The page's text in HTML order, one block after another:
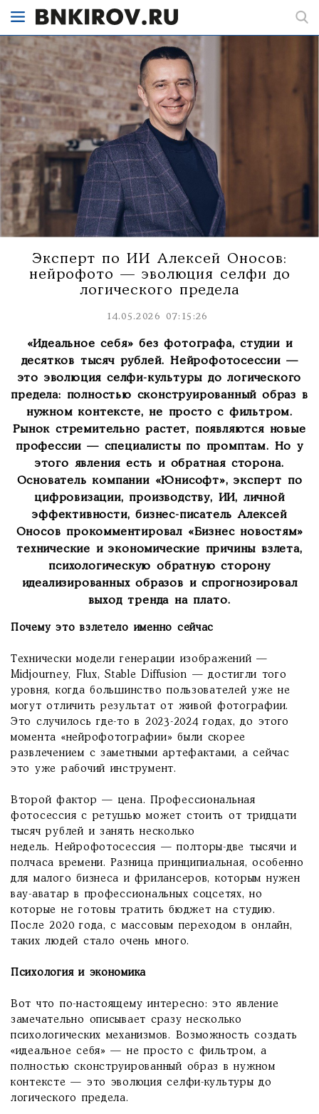
Эксперт по ИИ Алексей Оносов:
нейрофото — эволюция селфи до
логического предела
14.05.2026 07:15:26
«Идеальное себя» без фотографа, студии и
десятков тысяч рублей. Нейрофотосессии —
это эволюция селфи-культуры до логического
предела: полностью сконструированный образ в
нужном контексте, не просто с фильтром.
Рынок стремительно растет, появляются новые
профессии — специалисты по промптам. Но у
этого явления есть и обратная сторона.
Основатель компании «Юнисофт», эксперт по
цифровизации, производству, ИИ, личной
эффективности, бизнес-писатель Алексей
Оносов прокомментировал «Бизнес новостям»
технические и экономические причины взлета,
психологическую обратную сторону
идеализированных образов и спрогнозировал
выход тренда на плато.
Почему это взлетело именно сейчас
Технически модели генерации изображений —
Midjourney, Flux, Stable Diffusion — достигли того
уровня, когда большинство пользователей уже не
могут отличить результат от живой фотографии.
Это случилось где-то в 2023-2024 годах, до этого
момента «нейрофотографии» были скорее
развлечением с заметными артефактами, а сейчас
это уже рабочий инструмент.
Второй фактор — цена. Профессиональная
фотосессия с ретушью может стоить от тридцати
тысяч рублей и занять несколько
недель. Нейрофотосессия — полторы-две тысячи и
полчаса времени. Разница принципиальная, особенно
для малого бизнеса и фрилансеров, которым нужен
вау-аватар в профессиональных соцсетях, но
которые не готовы тратить бюджет на студию.
После 2020 года, с массовым переходом в онлайн,
таких людей стало очень много.
Психология и экономика
Вот что по-настоящему интересно: это явление
замечательно описывает сразу несколько
психологических механизмов. Возможность создать
«идеальное себя» — не просто с фильтром, а
полностью сконструированный образ в нужном
контексте — это эволюция селфи-культуры до
логического предела.